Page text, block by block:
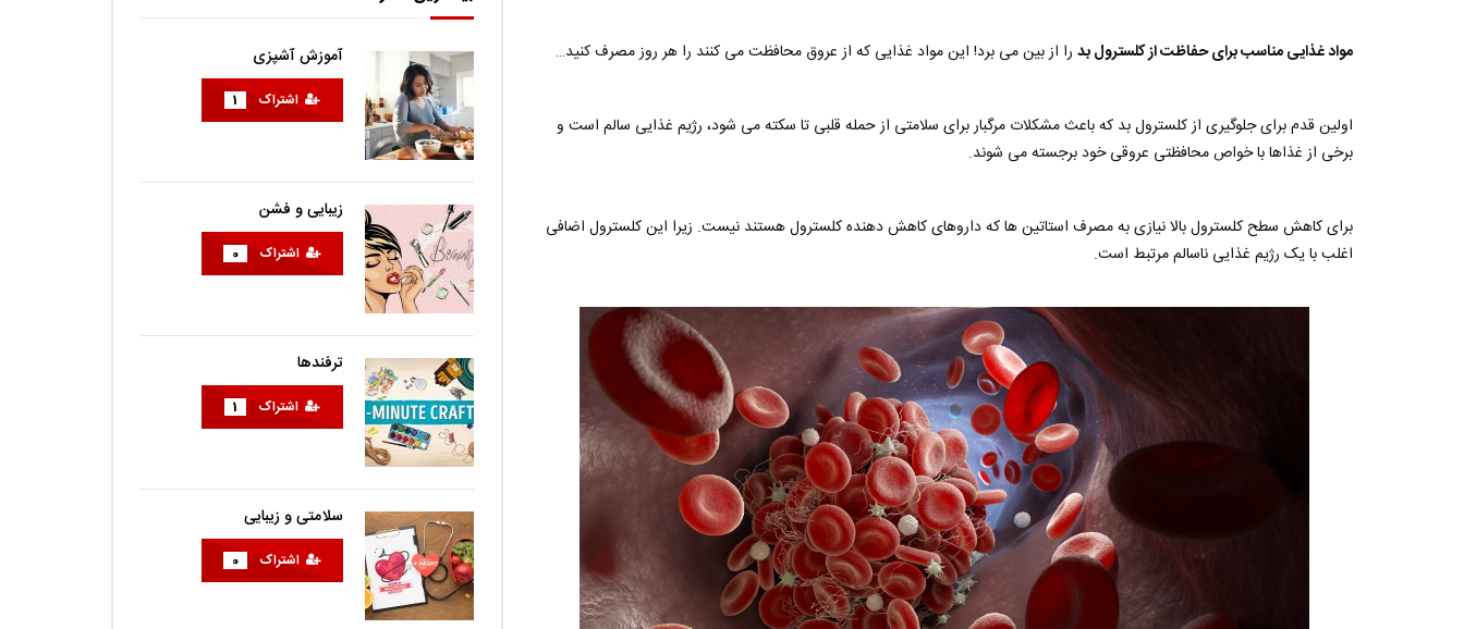
مواد غذایی مناسب برای حفاظت از کلسترول بد را از بین می برد! این مواد غذایی که از عروق محافظت می کنند را هر روز مصرف کنید…
اولین قدم برای جلوگیری از کلسترول بد که باعث مشکلات مرگبار برای سلامتی از حمله قلبی تا سکته می شود، رژیم غذایی سالم است و
برخی از غذاها با خواص محافظتی عروقی خود برجسته می شوند.
برای کاهش سطح کلسترول بالا نیازی به مصرف استاتین ها که داروهای کاهش دهنده کلسترول هستند نیست. زیرا این کلسترول اضافی
اغلب با یک رژیم غذایی ناسالم مرتبط است.
آموزش آشپزی
اشتراک 1
زیبایی و فشن
اشتراک 0
ترفندها
اشتراک 1
سلامتی و زیبایی
اشتراک 0